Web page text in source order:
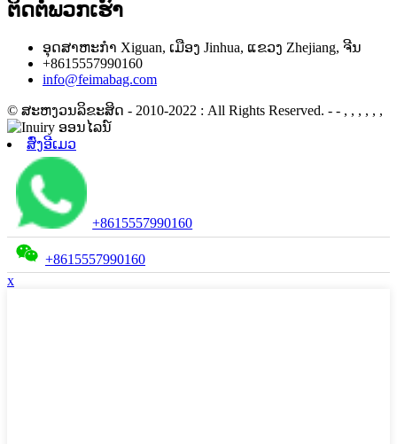
ຕິດ​ຕໍ່​ພວກ​ເຮົາ
ອຸດສາຫະກຳ Xiguan, ເມືອງ Jinhua, ແຂວງ Zhejiang, ຈີນ
+8615557990160
info@feimabag.com
© ສະຫງວນລິຂະສິດ - 2010-2022 : All Rights Reserved. - - , , , , , ,
ສົ່ງອີເມວ
+8615557990160
+8615557990160
x